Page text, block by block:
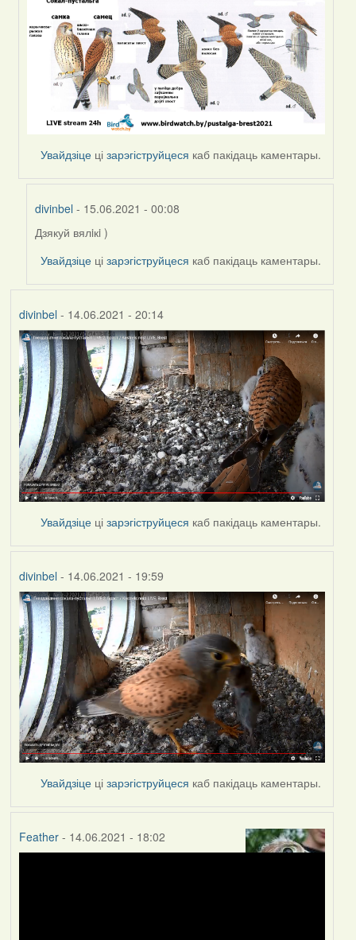
Увайдзіце цізарэгіструйцеся каб пакідаць каментары.
divinbel - 15.06.2021 - 00:08
In
reply
by
Дзякуй вялiкi )
Увайдзіце цізарэгіструйцеся каб пакідаць каментары.
divinbel - 14.06.2021 - 20:14
Увайдзіце цізарэгіструйцеся каб пакідаць каментары.
divinbel - 14.06.2021 - 19:59
Увайдзіце цізарэгіструйцеся каб пакідаць каментары.
Feather- 14.06.2021 - 18:02